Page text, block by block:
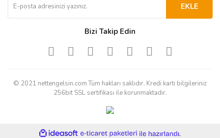
EKLE
Bizi Takip Edin
© 2021 nettengelsin.com Tüm hakları saklıdır. Kredi kartı bilgileriniz
256bit SSL sertifikası ile korunmaktadır.
ideasoft e-